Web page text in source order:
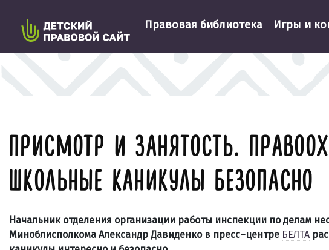
Правовая библиотека Игры и
ПРИСМОТР И ЗАНЯТОСТЬ.
ШКОЛЬНЫЕ КАНИКУЛЫ БЕЗОПАСНО
Начальник отделения организации работы инспекции по делам
Миноблисполкома Александр Давиденко в пресс–центре БЕЛТА